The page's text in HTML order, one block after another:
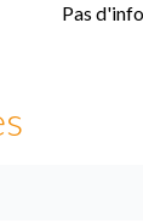
Pas